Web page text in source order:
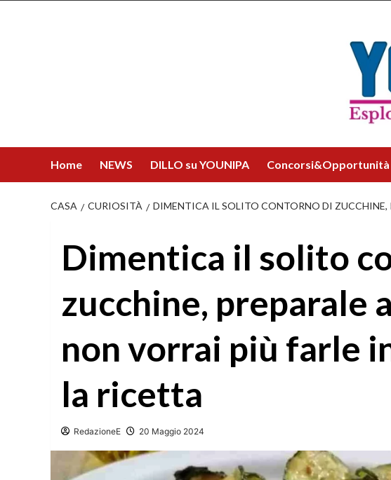
Home NEWS DILLO su YOUNIPA Concorsi&Opportunità
CASA CURIOSITÀ DIMENTICA IL SOLITO CONTORNO DI ZUCCHINE,
Dimentica il solito
zucchine, preparale
non vorrai più farle
la ricetta
RedazioneE 20 Maggio 2024